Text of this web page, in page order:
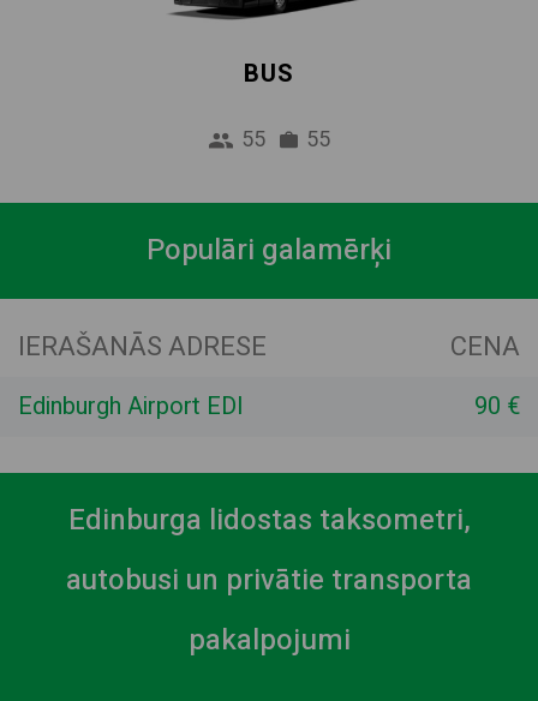
BUS
55 55
Populāri galamērķi
IERAŠANĀS ADRESE CENA
Edinburgh Airport EDI 90 €
Edinburga lidostas taksometri,
autobusi un privātie transporta
pakalpojumi